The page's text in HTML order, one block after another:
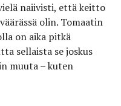
naiivisti, että keitto
olin. Tomaatin
on aika pitkä
sellaista se joskus
muuta – kuten